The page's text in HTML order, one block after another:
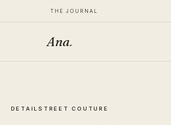
THE JOURNAL
Ana.
DETAIL STREET COUTURE